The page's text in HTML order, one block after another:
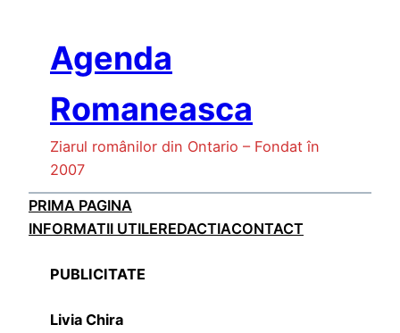
contentAgenda
Romaneasca
Ziarul românilor din Ontario – Fondat în
2007
PRIMA PAGINA
INFORMATII UTILEREDACTIACONTACT
PUBLICITATE
Livia Chira